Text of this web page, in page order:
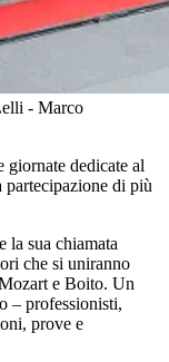
- Marco
giornate dedicate al
partecipazione di più
la sua chiamata
che si uniranno
e Boito. Un
– professionisti,
prove e